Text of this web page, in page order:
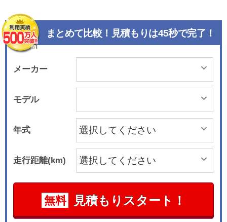
まとめて比較！見積もりは45秒で完了！
メーカー
モデル
年式
走行距離(km)
無料 見積もりスタート！